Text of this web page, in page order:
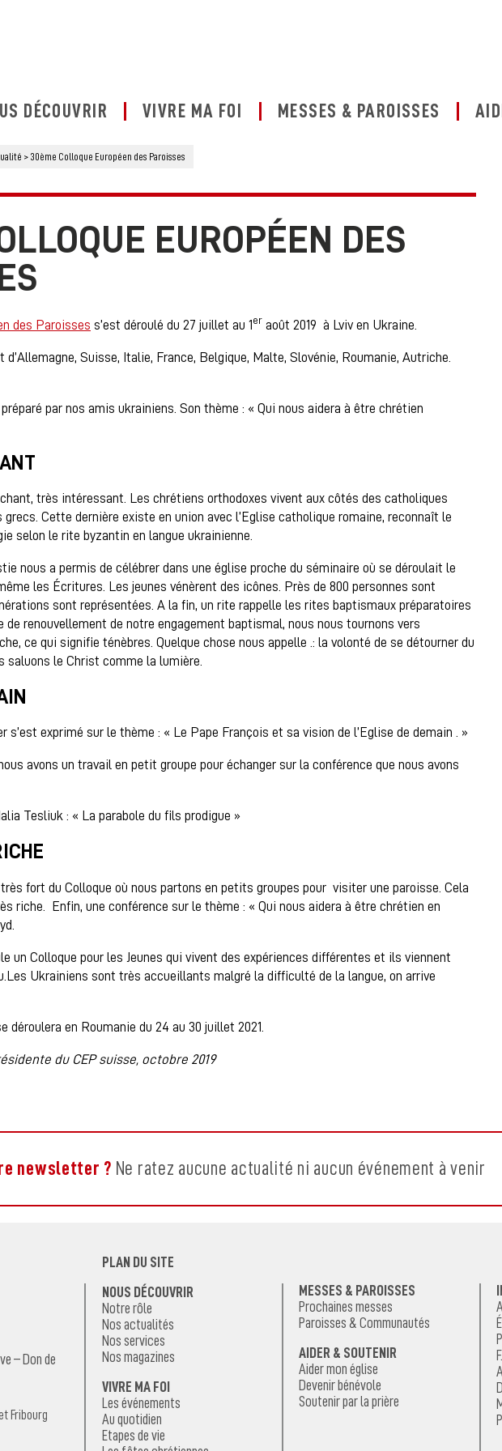
DÉCOUVRIR VIVRE MA FOI MESSES & PAROISSES
> 30ème Colloque Européen des Paroisses
EUROPÉEN DES
des Paroisses s’est déroulé du 27 juillet au 1 er août 2019 à Lviv en Ukraine.
d’Allemagne, Suisse, Italie, France, Belgique, Malte, Slovénie, Roumanie, Autriche.
par nos amis ukrainiens. Son thème : « Qui nous aidera à être chrétien
très intéressant. Les chrétiens orthodoxes vivent aux côtés des catholiques
Cette dernière existe en union avec l’Eglise catholique romaine, reconnaît le
selon le rite byzantin en langue ukrainienne.
nous a permis de célébrer dans une église proche du séminaire où se déroulait le
les Écritures. Les jeunes vénèrent des icônes. Près de 800 personnes sont
sont représentées. A la fin, un rite rappelle les rites baptismaux préparatoires
de renouvellement de notre engagement baptismal, nous nous tournons vers
ce qui signifie ténèbres. Quelque chose nous appelle .: la volonté de se détourner du
saluons le Christ comme la lumière.
s’est exprimé sur le thème : « Le Pape François et sa vision de l’Eglise de demain . »
avons un travail en petit groupe pour échanger sur la conférence que nous avons
Tesliuk : « La parabole du fils prodigue »
fort du Colloque où nous partons en petits groupes pour visiter une paroisse. Cela
riche. Enfin, une conférence sur le thème : « Qui nous aidera à être chrétien en
un Colloque pour les Jeunes qui vivent des expériences différentes et ils viennent
Ukrainiens sont très accueillants malgré la difficulté de la langue, on arrive
déroulera en Roumanie du 24 au 30 juillet 2021.
du CEP suisse, octobre 2019
newsletter ? Ne ratez aucune actualité ni aucun événement à venir
– Don de
Fribourg
PLAN DU SITE
NOUS DÉCOUVRIR
Notre rôle
Nos actualités
Nos services
Nos magazines
VIVRE MA FOI
Les événements
Au quotidien
Etapes de vie
MESSES & PAROISSES
Prochaines messes
Paroisses & Communautés
AIDER & SOUTENIR
Aider mon église
Devenir bénévole
Soutenir par la prière